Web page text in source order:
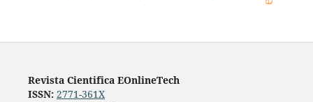
Revista Cientifica EOnlineTech
ISSN: 2771-361X